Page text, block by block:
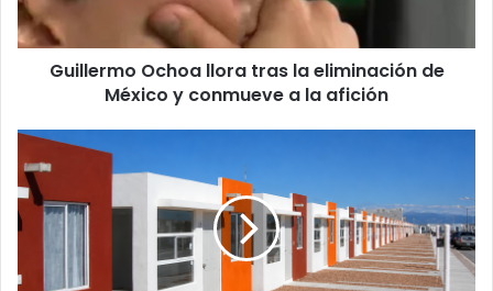
México
y
conmueve
afición
Guillermo Ochoa llora tras la eliminación de
México y conmueve a la afición
Vivienda
del
Bienestar
para
jóvenes:
requisitos
y